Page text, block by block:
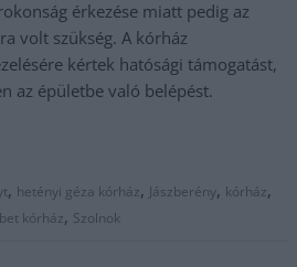
érkezése miatt pedig az
volt szükség. A kórház
kértek hatósági támogatást,
az épületbe való belépést.
, hetényi géza kórház, Jászberény, kórház,
kórház, Szolnok